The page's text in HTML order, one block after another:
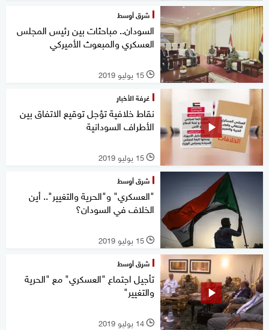
شرق أوسط
السودان.. مباحثات بين رئيس المجلس
العسكري والمبعوث الأميركي
l 15 يوليو 2019
غرفة الأخبار
نقاط خلافية تؤجل توقيع الاتفاق بين
الأطراف السودانية
l 15 يوليو 2019
شرق أوسط
"العسكري" و"الحرية والتغيير".. أين
الخلاف في السودان؟
l 15 يوليو 2019
شرق أوسط
تأجيل اجتماع "العسكري" مع "الحرية
والتغيير"
l 14 يوليو 2019